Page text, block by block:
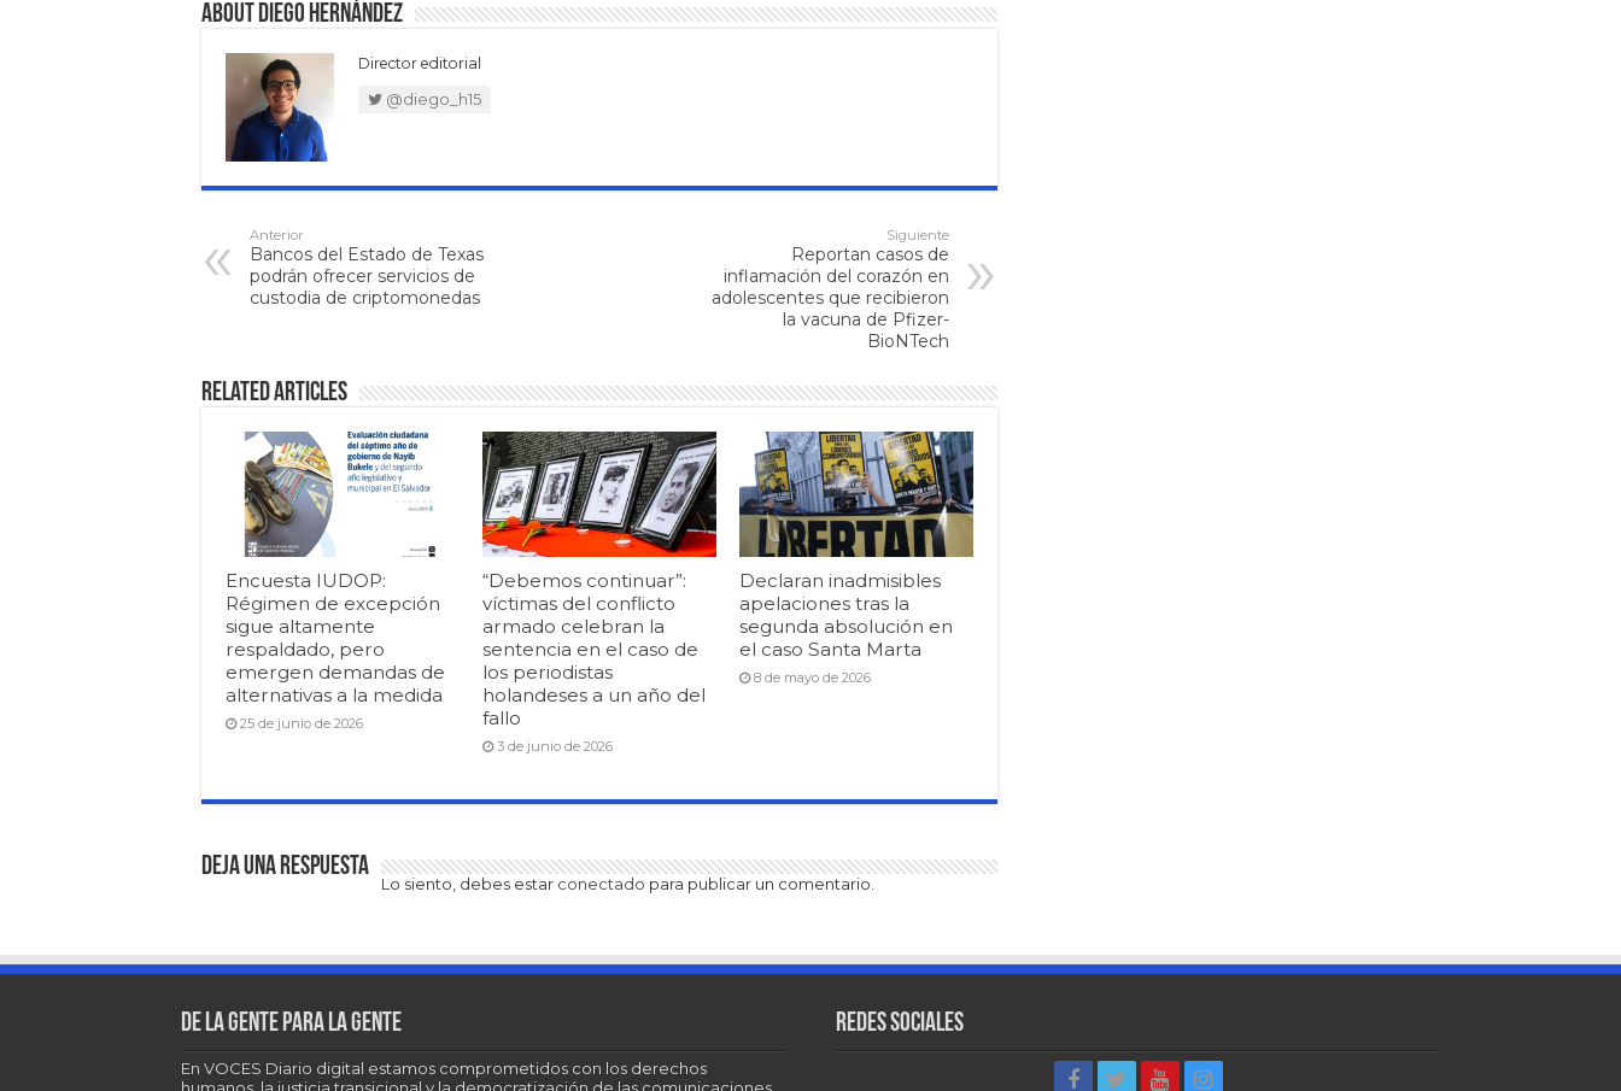
About Diego Hernández
Director editorial
@diego_h15
Anterior
Bancos del Estado de Texas
podrán ofrecer servicios de
custodia de criptomonedas
Siguiente
Reportan casos de
inflamación del corazón en
adolescentes que recibieron
la vacuna de Pfizer-
BioNTech
Related Articles
Encuesta IUDOP:
Régimen de excepción
sigue altamente
respaldado, pero
emergen demandas de
alternativas a la medida
25 de junio de 2026
“Debemos continuar”:
víctimas del conflicto
armado celebran la
sentencia en el caso de
los periodistas
holandeses a un año del
fallo
3 de junio de 2026
Declaran inadmisibles
apelaciones tras la
segunda absolución en
el caso Santa Marta
8 de mayo de 2026
Deja una respuesta
Lo siento, debes estar conectado para publicar un comentario.
De la gente para la gente
En VOCES Diario digital estamos comprometidos con los derechos
Redes sociales